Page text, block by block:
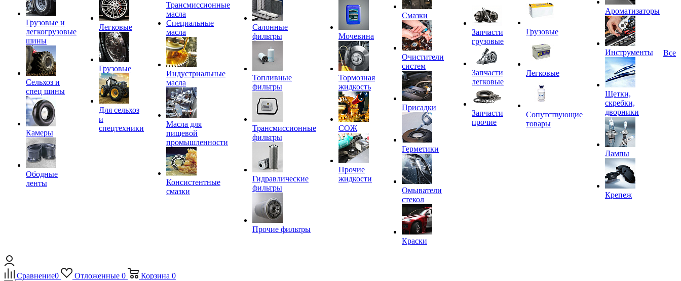
Грузовые и
легкогрузовые
шины
Сельхоз и
спец шины
Камеры
Ободные
ленты
Легковые
Грузовые
Для сельхоз
и
спецтехники
Трансмиссионные
масла
Специальные
масла
Индустриальные
масла
Масла для
пищевой
промышленности
Консистентные
смазки
Салонные
фильтры
Топливные
фильтры
Трансмиссионные
фильтры
Гидравлические
фильтры
Прочие фильтры
Мочевина
Тормозная
жидкость
СОЖ
Прочие
жидкости
Смазки
Очистители
систем
Присадки
Герметики
Омыватели
стекол
Краски
Запчасти
грузовые
Запчасти
легковые
Запчасти
прочие
Грузовые
Легковые
Сопутствующие
товары
Ароматизаторы
Инструменты
Щетки,
скребки,
дворники
Лампы
Крепеж
Все
Сравнение0 Отложенные 0 Корзина 0